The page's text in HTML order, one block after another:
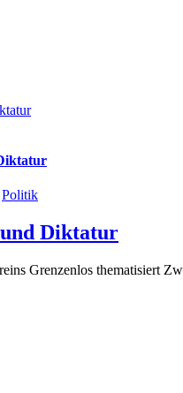
Politik
Diktatur
Grenzenlos thematisiert